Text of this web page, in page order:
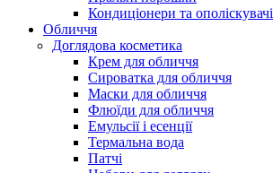
Кондиціонери та ополіскувачі
Обличчя
Доглядова косметика
Крем для обличчя
Сироватка для обличчя
Маски для обличчя
Флюїди для обличчя
Емульсії і есенції
Термальна вода
Патчі